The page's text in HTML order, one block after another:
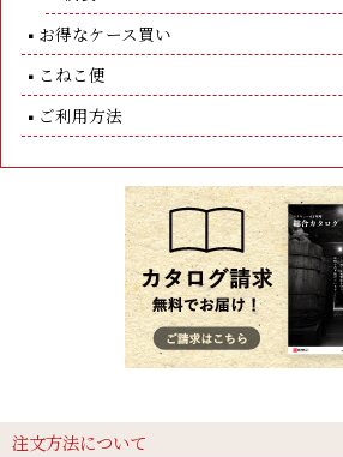
お得なケース買い
こねこ便
ご利用方法
注文方法について